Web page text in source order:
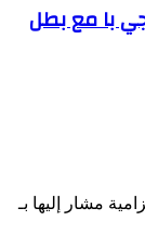
با مع بطل
مشار إليها بـ